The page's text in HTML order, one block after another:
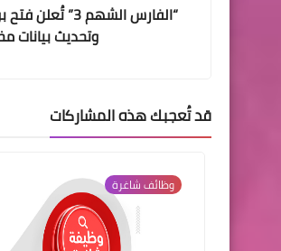
“الفارس الشهم
وتحديث بيانات
قد تُعجبك هذه المشاركات
وظائف شاغرة